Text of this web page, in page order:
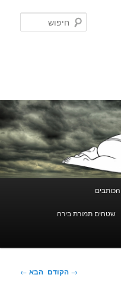
שטחים תמורת בירה
ניווט
→ הקודם הבא ←